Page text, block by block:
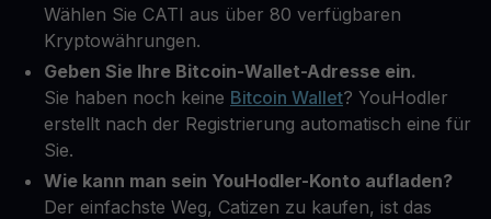
Wählen Sie CATI aus über 80 verfügbaren
Kryptowährungen.
Geben Sie Ihre Bitcoin-Wallet-Adresse ein.
Sie haben noch keine Bitcoin Wallet? YouHodler
erstellt nach der Registrierung automatisch eine für
Sie.
Wie kann man sein YouHodler-Konto aufladen?
Der einfachste Weg, Catizen zu kaufen, ist das